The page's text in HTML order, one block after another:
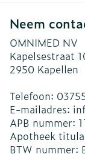
Neem
OMNIMED NV
Kapelsestraat
2950 Kapellen
Telefoon:
E-mailadres:
APB nummer:
Apotheek
BTW nummer: